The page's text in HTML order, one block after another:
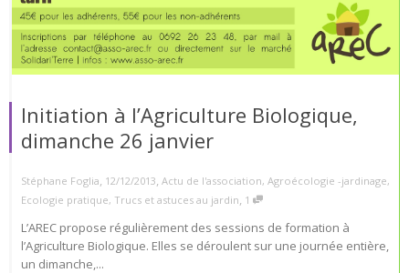
Initiation à l’Agriculture Biologique,
dimanche 26 janvier
Stéphane Foglia 12/12/2013 Actu de l'association, Agroécologie -jardinage,
Ecologie pratique, Trucs et astuces au jardin 1
L’AREC propose régulièrement des sessions de formation à
l’Agriculture Biologique. Elles se déroulent sur une journée entière,
un dimanche,...